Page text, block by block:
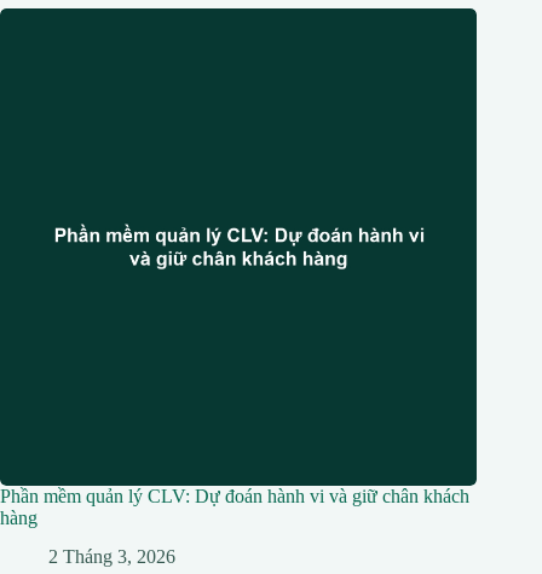
Phần mềm quản lý CLV: Dự đoán hành vi và giữ chân khách
hàng
2 Tháng 3, 2026